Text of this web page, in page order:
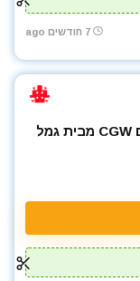
7 חודשים ago
סט 51 מקדחים וביטים CGW מבית גמל